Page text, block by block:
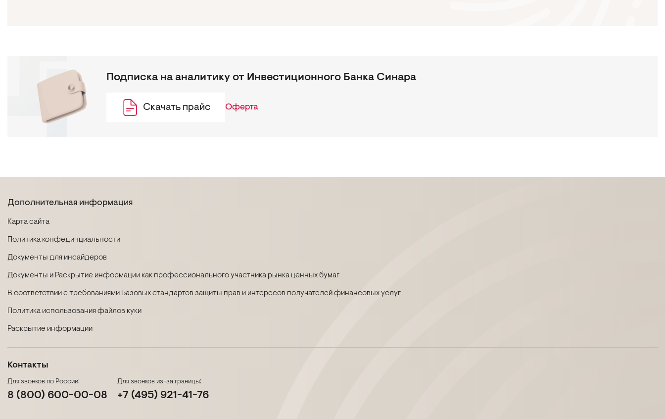
Подписка на аналитику от Инвестиционного Банка Синара
Скачать прайс Оферта
Дополнительная информация
Карта сайта
Политика конфединциальности
Документы для инсайдеров
Документы и Раскрытие информации как профессионального участника рынка ценных бумаг
В соответствии с требованиями Базовых стандартов защиты прав и интересов получателей финансовых услуг
Политика использования файлов куки
Раскрытие информации
Контакты
Для звонков по России:
8 (800) 600-00-08
Для звонков из-за границы:
+7 (495) 921-41-76